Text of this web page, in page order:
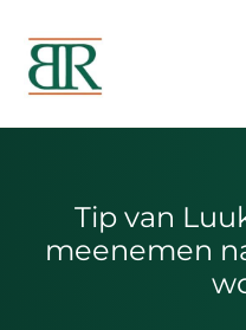
naar
inhoud
Tip van
meenemen